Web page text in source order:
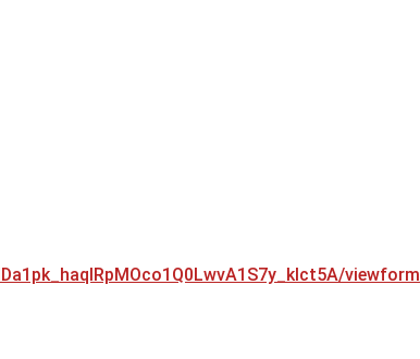
viewform